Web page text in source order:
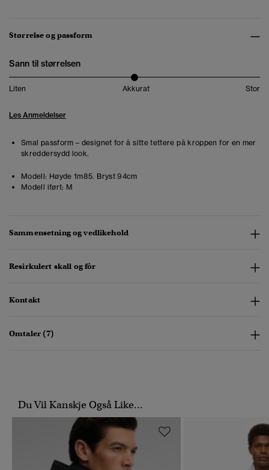
Størrelse og passform
Sann til størrelsen
Liten Akkurat Stor
Les Anmeldelser
Smal passform – designet for å sitte tettere på kroppen for en mer
skreddersydd look.
Modell: Høyde 1m85. Bryst 94cm
Modell iført: M
Sammensetning og vedlikehold
Resirkulert skall og fôr
Kontakt
Omtaler (7)
Du Vil Kanskje Også Like...